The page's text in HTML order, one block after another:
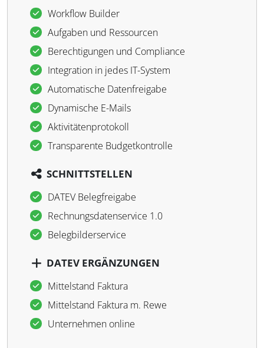
Workflow Builder
Aufgaben und Ressourcen
Berechtigungen und Compliance
Integration in jedes IT-System
Automatische Datenfreigabe
Dynamische E-Mails
Aktivitätenprotokoll
Transparente Budgetkontrolle
SCHNITTSTELLEN
DATEV Belegfreigabe
Rechnungsdatenservice 1.0
Belegbilderservice
DATEV ERGÄNZUNGEN
Mittelstand Faktura
Mittelstand Faktura m. Rewe
Unternehmen online